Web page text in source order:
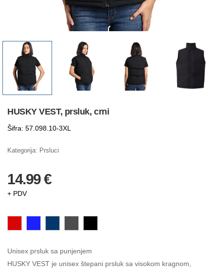
HUSKY VEST, prsluk, crni
Šifra: 57.098.10-3XL
Kategorija: Prsluci
14.99 €
+ PDV
Unisex prsluk sa punjenjem
HUSKY VEST je unisex štepani prsluk sa visokom kragnom,